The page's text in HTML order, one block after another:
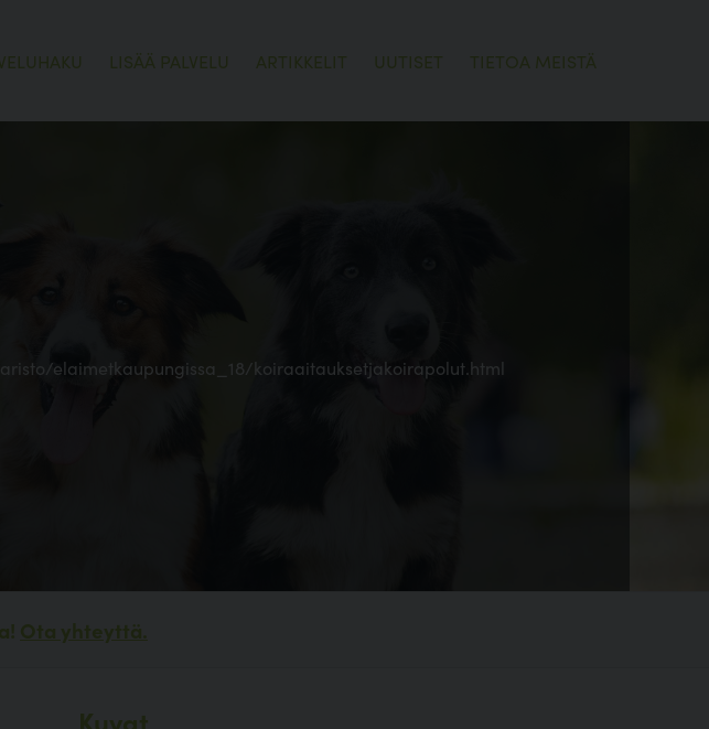
LISÄÄ PALVELU ARTIKKELIT UUTISET TIETOA MEISTÄ
elaimetkaupungissa_18/koiraaitauksetjakoirapolut.html
Ota yhteyttä.
Kuvat